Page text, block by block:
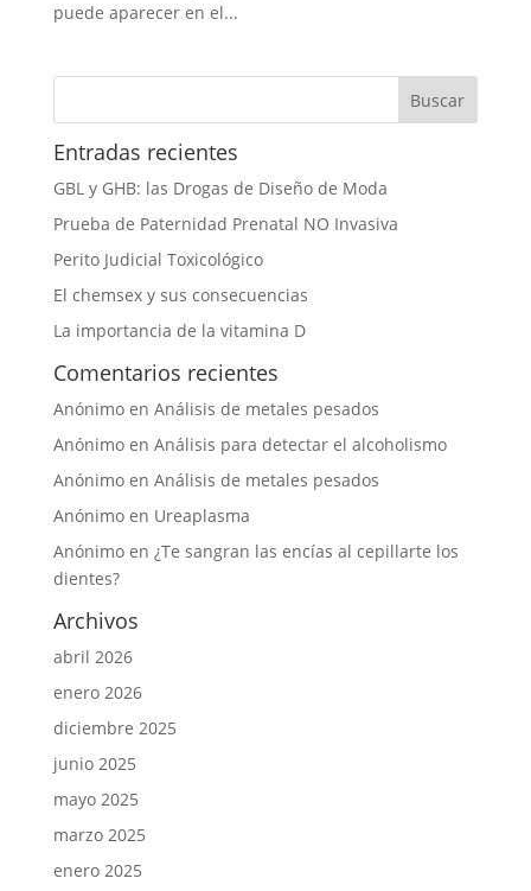
puede aparecer en el...
Entradas recientes
GBL y GHB: las Drogas de Diseño de Moda
Prueba de Paternidad Prenatal NO Invasiva
Perito Judicial Toxicológico
El chemsex y sus consecuencias
La importancia de la vitamina D
Comentarios recientes
Anónimoen Análisis de metales pesados
Anónimoen Análisis para detectar el alcoholismo
Anónimoen Análisis de metales pesados
Anónimoen Ureaplasma
Anónimoen ¿Te sangran las encías al cepillarte los
dientes?
Archivos
abril 2026
enero 2026
diciembre 2025
junio 2025
mayo 2025
marzo 2025
enero 2025